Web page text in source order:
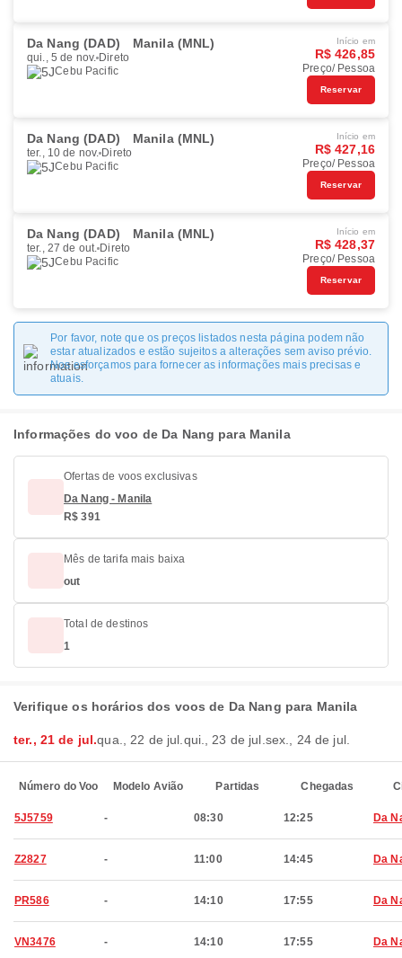
Da Nang (DAD) Manila (MNL)
qui., 5 de nov. Direto
Cebu Pacific
Início em
R$ 426,85
Preço/ Pessoa
Reservar
Da Nang (DAD) Manila (MNL)
ter., 10 de nov. Direto
Cebu Pacific
Início em
R$ 427,16
Preço/ Pessoa
Reservar
Da Nang (DAD) Manila (MNL)
ter., 27 de out. Direto
Cebu Pacific
Início em
R$ 428,37
Preço/ Pessoa
Reservar
Por favor, note que os preços listados nesta página podem não
estar atualizados e estão sujeitos a alterações sem aviso prévio.
Nos esforçamos para fornecer as informações mais precisas e
atuais.
Informações do voo de Da Nang para Manila
Ofertas de voos exclusivas
Da Nang - Manila
R$ 391
Mês de tarifa mais baixa
out
Total de destinos
1
Verifique os horários dos voos de Da Nang para Manila
ter., 21 de jul.qua., 22 de jul. qui., 23 de jul. sex., 24 de jul.
Número do Voo Modelo Avião Partidas Chegadas
5J5759 - 08:30 12:25 Da
Z2827 - 11:00 14:45 Da
PR586 - 14:10 17:55 Da
VN3476 - 14:10 17:55 Da